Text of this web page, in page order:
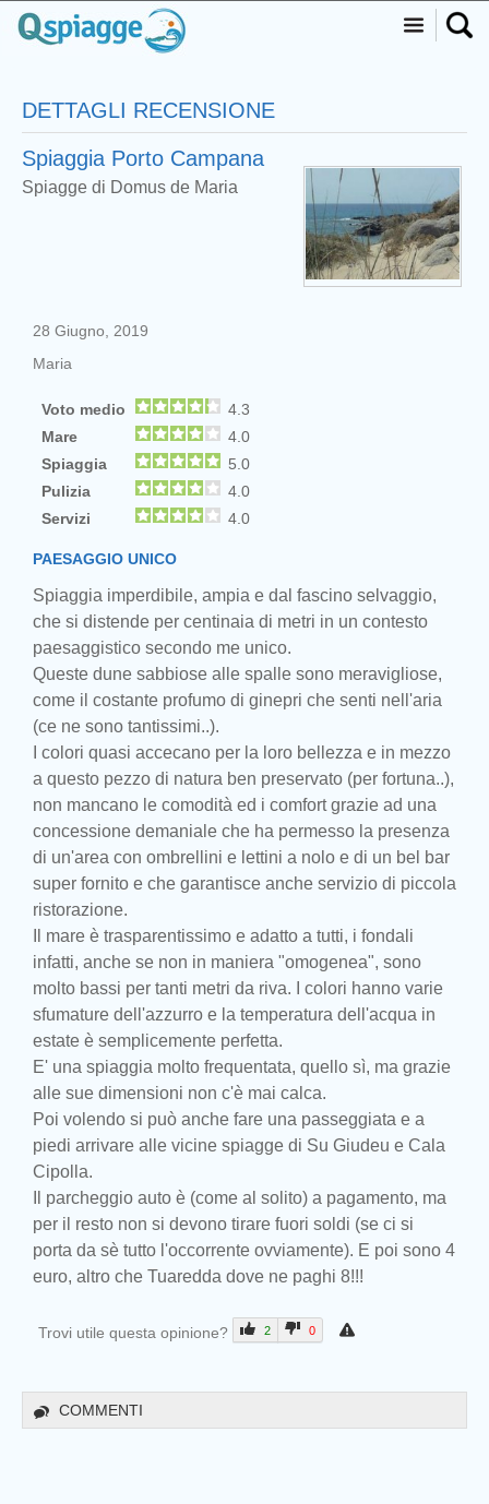
DETTAGLI RECENSIONE
Spiaggia Porto Campana
Spiagge di Domus de Maria
28 Giugno, 2019
Maria
Voto medio
4.3
Mare
4.0
Spiaggia
5.0
Pulizia
4.0
Servizi
4.0
PAESAGGIO UNICO
Spiaggia imperdibile, ampia e dal fascino selvaggio,
che si distende per centinaia di metri in un contesto
paesaggistico secondo me unico.
Queste dune sabbiose alle spalle sono meravigliose,
come il costante profumo di ginepri che senti nell'aria
(ce ne sono tantissimi..).
I colori quasi accecano per la loro bellezza e in mezzo
a questo pezzo di natura ben preservato (per fortuna..),
non mancano le comodità ed i comfort grazie ad una
concessione demaniale che ha permesso la presenza
di un'area con ombrellini e lettini a nolo e di un bel bar
super fornito e che garantisce anche servizio di piccola
ristorazione.
Il mare è trasparentissimo e adatto a tutti, i fondali
infatti, anche se non in maniera "omogenea", sono
molto bassi per tanti metri da riva. I colori hanno varie
sfumature dell'azzurro e la temperatura dell'acqua in
estate è semplicemente perfetta.
E' una spiaggia molto frequentata, quello sì, ma grazie
alle sue dimensioni non c'è mai calca.
Poi volendo si può anche fare una passeggiata e a
piedi arrivare alle vicine spiagge di Su Giudeu e Cala
Cipolla.
Il parcheggio auto è (come al solito) a pagamento, ma
per il resto non si devono tirare fuori soldi (se ci si
porta da sè tutto l'occorrente ovviamente). E poi sono 4
euro, altro che Tuaredda dove ne paghi 8!!!
Trovi utile questa opinione? 2 0
COMMENTI